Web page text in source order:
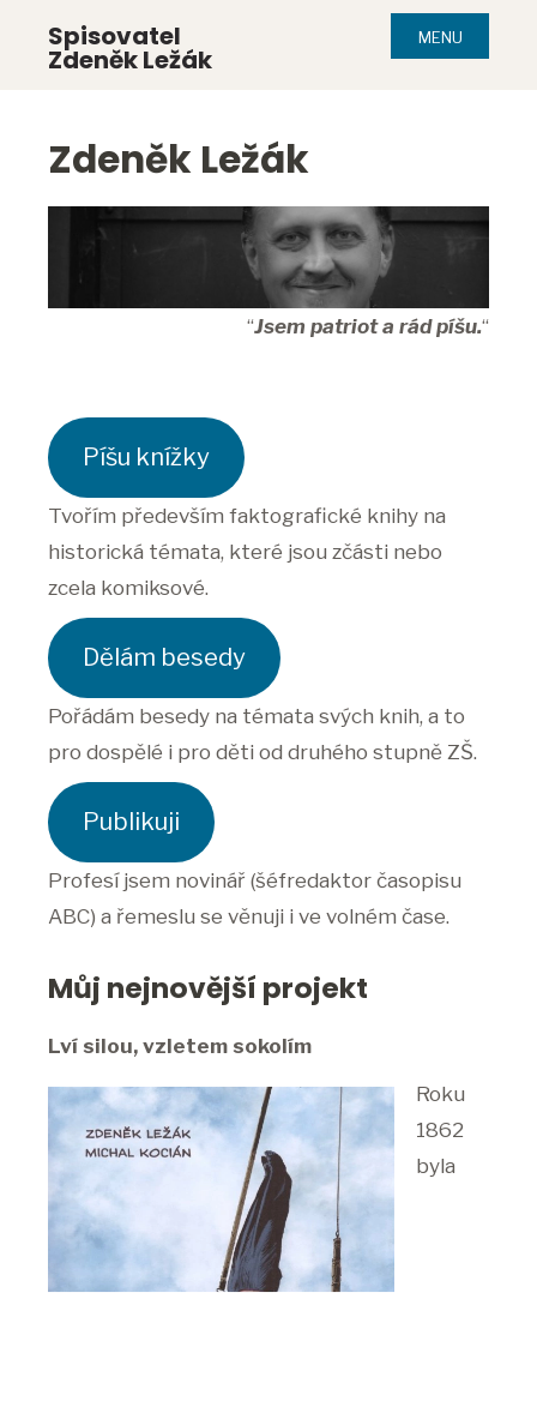
Spisovatel
Zdeněk Ležák
MENU
Zdeněk Ležák
“Jsem patriot a rád píšu.“
Píšu knížky
Tvořím především faktografické knihy na
historická témata, které jsou zčásti nebo
zcela komiksové.
Dělám besedy
Pořádám besedy na témata svých knih, a to
pro dospělé i pro děti od druhého stupně ZŠ.
Publikuji
Profesí jsem novinář (šéfredaktor časopisu
ABC) a řemeslu se věnuji i ve volném čase.
Můj nejnovější projekt
Lví silou, vzletem sokolím
Roku
1862
byla